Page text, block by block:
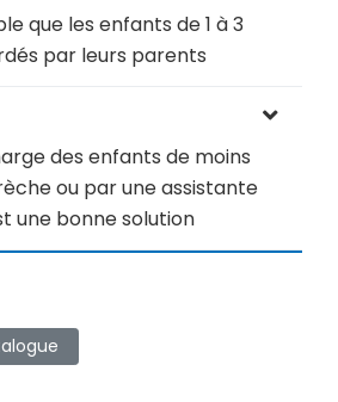
que les enfants de 1 à 3
par leurs parents
des enfants de moins
ou par une assistante
une bonne solution